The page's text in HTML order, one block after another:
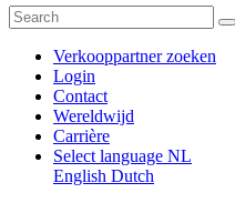
Verkooppartner zoeken
Login
Contact
Wereldwijd
Carrière
Select language NL
English Dutch